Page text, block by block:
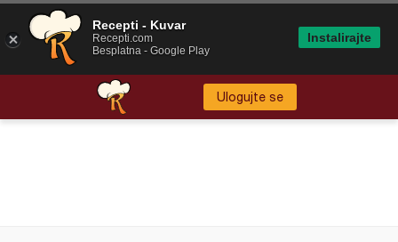
Ulogujte se
Recepti - Kuvar
Recepti.com
Besplatna - Google Play
Instalirajte